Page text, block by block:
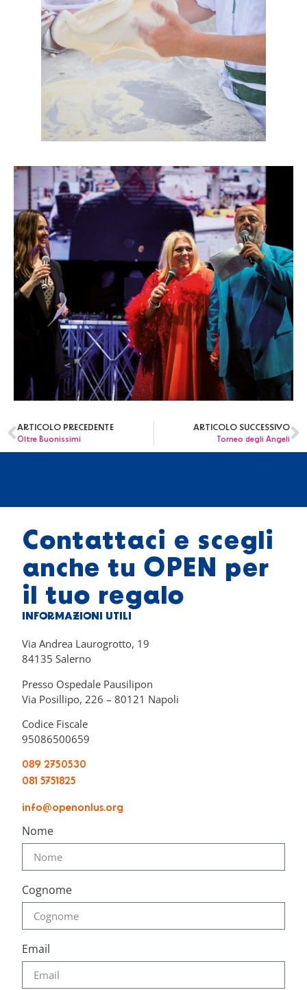
ARTICOLO PRECEDENTE
Oltre Buonissimi
ARTICOLO SUCCESSIVO
Torneo degli Angeli
Contattaci e scegli
anche tu OPEN per
il tuo regalo
INFORMAZIONI UTILI
Via Andrea Laurogrotto, 19
84135 Salerno
Presso Ospedale Pausilipon
Via Posillipo, 226 – 80121 Napoli
Codice Fiscale
95086500659
089 2750530
081 5751825
info@openonlus.org
Nome
Cognome
Email